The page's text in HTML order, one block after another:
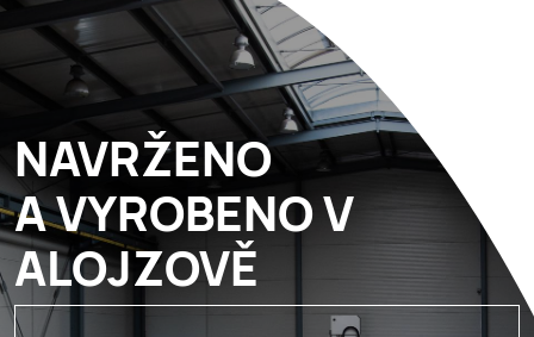
NAVRŽENO
A VYROBENO V
ALOJZOVĚ